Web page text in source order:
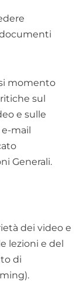
momento
sul
e sulle
e-mail
Generali.
dei video e
lezioni e del
di